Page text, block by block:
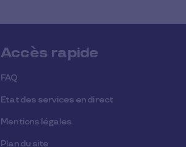
Accès rapide
FAQ
Etat des services en direct
Mentions légales
Plan du site